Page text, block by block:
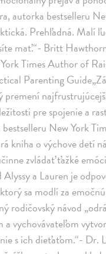
autorka bestselleru
Prehľadná. Malí
mať.“- Britt
Times Author of
Parenting
premení
pre spojenie a
New York
kniha o výchove detí
zvládať ťažké
a Lauren je
sa modlí za
rodičovský návod
a vychovávateľom
s ich dieťaťom.“- Dr.